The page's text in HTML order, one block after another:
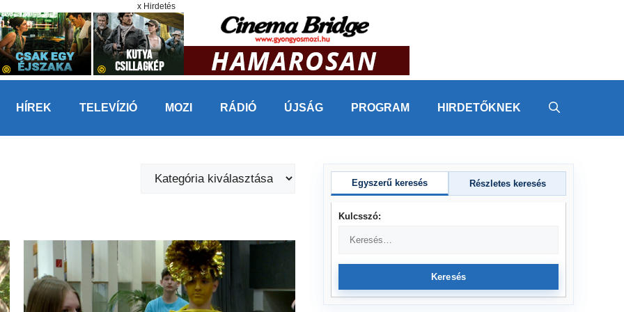
x Hirdetés
HÍREK TELEVÍZIÓ MOZI RÁDIÓ ÚJSÁG PROGRAM HIRDETŐKNEK
Kategóriák
Egyszerű keresés Részletes keresés
Kulcsszó:
Keresés